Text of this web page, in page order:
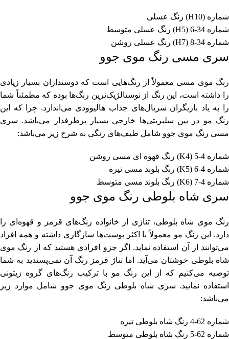
شماره (H10) رنگ عسلی
شماره 34-6 (H5) رنگ عسلی متوسط
شماره 34-8 (H7) رنگ عسلی روشن
سری مسی رنگ موی جوو
رنگ موی مسی معمولاً از رنگ‌هایی است که دوستداران بسیار زیادی
را داشته است، این رنگ از نوستالژیک‌ترین رنگ‌ها بوده که مطمئناً شما
را به یاد بازیگران سریال‌های جذاب هالیوودی می‌اندازد. چرا که این
رنگ مو در بین سلبریتی‌ها خارجی بسیار پرطرفدار می‌باشد. سری
مسی رنگ موی جوو شامل طیف‌های رنگی به شرح زیر می‌باشد:
شماره 4-5 (K4) رنگ قهوه ای مسی روشن
شماره 4-6 (K5) رنگ بلوند مسی تیره
شماره 4-7 (K6) رنگ بلوند مسی متوسط
سری شاه بلوطی رنگ موی جوو
رنگ موی شاه بلوطی، تناژی از خانواده رنگ‌های قرمز و قهوه‌ای را
دارد. این رنگ مو معمولاً با اکثر پوست‌ها سازگاری داشته و همه افراد
می‌توانند از آن استفاده نماید. اگر جزو افرادی هستید که از رنگ موی
شاه بلوطی خوشتان می‌آید. اما تناژ قرمز رنگ آن نمی‌پسندید به شما
توصیه می‌کنیم که از این رنگ مو با ترکیب رنگ‌های گروه زیتونی
استفاده نمایید. سری شاه بلوطی رنگ موی جوو شامل موارد زیر
می‌باشد:
شماره 62-4 رنگ شاه بلوطی تیره
شماره 62-5 رنگ شاه بلوطی متوسط